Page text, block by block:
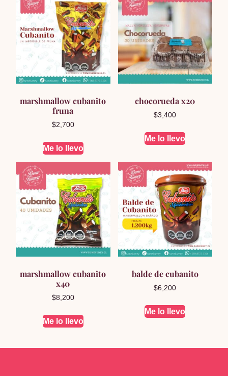
marshmallow cubanito
fruna
$2,700
Me lo llevo
chocorueda x20
$3,400
Me lo llevo
marshmallow cubanito
x40
$8,200
Me lo llevo
balde de cubanito
$6,200
Me lo llevo